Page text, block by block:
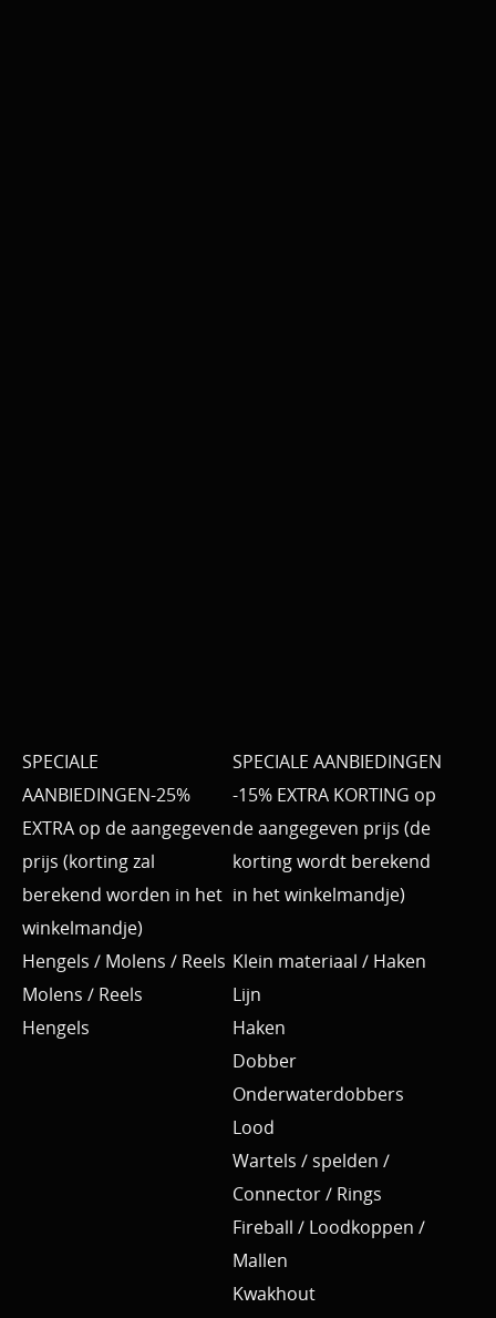
SPECIALE
AANBIEDINGEN-25%
EXTRA op de aangegeven
prijs (korting zal
berekend worden in het
winkelmandje)
SPECIALE AANBIEDINGEN
-15% EXTRA KORTING op
de aangegeven prijs (de
korting wordt berekend
in het winkelmandje)
Hengels / Molens / Reels
Molens / Reels
Hengels
Klein materiaal / Haken
Lijn
Haken
Dobber
Onderwaterdobbers
Lood
Wartels / spelden /
Connector / Rings
Fireball / Loodkoppen /
Mallen
Kwakhout